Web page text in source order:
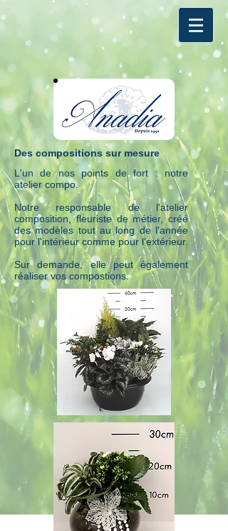
Des compositions sur mesure
L'un de nos points de fort : notre
atelier compo.
Notre responsable de l'atelier
composition, fleuriste de métier, créé
des modèles tout au long de l'année
pour l'intérieur comme pour l'extérieur.
Sur demande, elle peut également
réaliser vos compostions.